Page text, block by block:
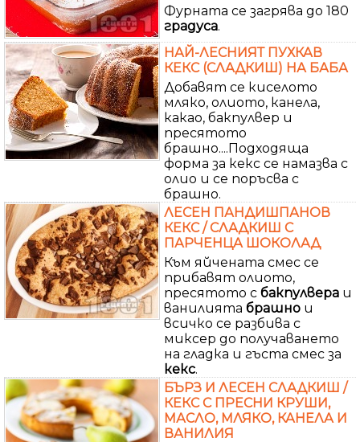
Фурната се загрява до 180
градуса.
НАЙ-ЛЕСНИЯТ ПУХКАВ
КЕКС (СЛАДКИШ) НА БАБА
Добавят се киселото
мляко, олиото, канела,
какао, бакпулвер и
пресятото
брашно....Подходяща
форма за кекс се намазва с
олио и се поръсва с
брашно.
ЛЕСЕН ПАНДИШПАНОВ
КЕКС / СЛАДКИШ С
ПАРЧЕНЦА ШОКОЛАД
Към яйчената смес се
прибавят олиото,
пресятото с бакпулвера и
ванилията брашно и
всичко се разбива с
миксер до получаването
на гладка и гъста смес за
кекс.
БЪРЗ И ЛЕСЕН СЛАДКИШ /
КЕКС С ПРЕСНИ КРУШИ,
МАСЛО, МЛЯКО, КАНЕЛА И
ВАНИЛИЯ